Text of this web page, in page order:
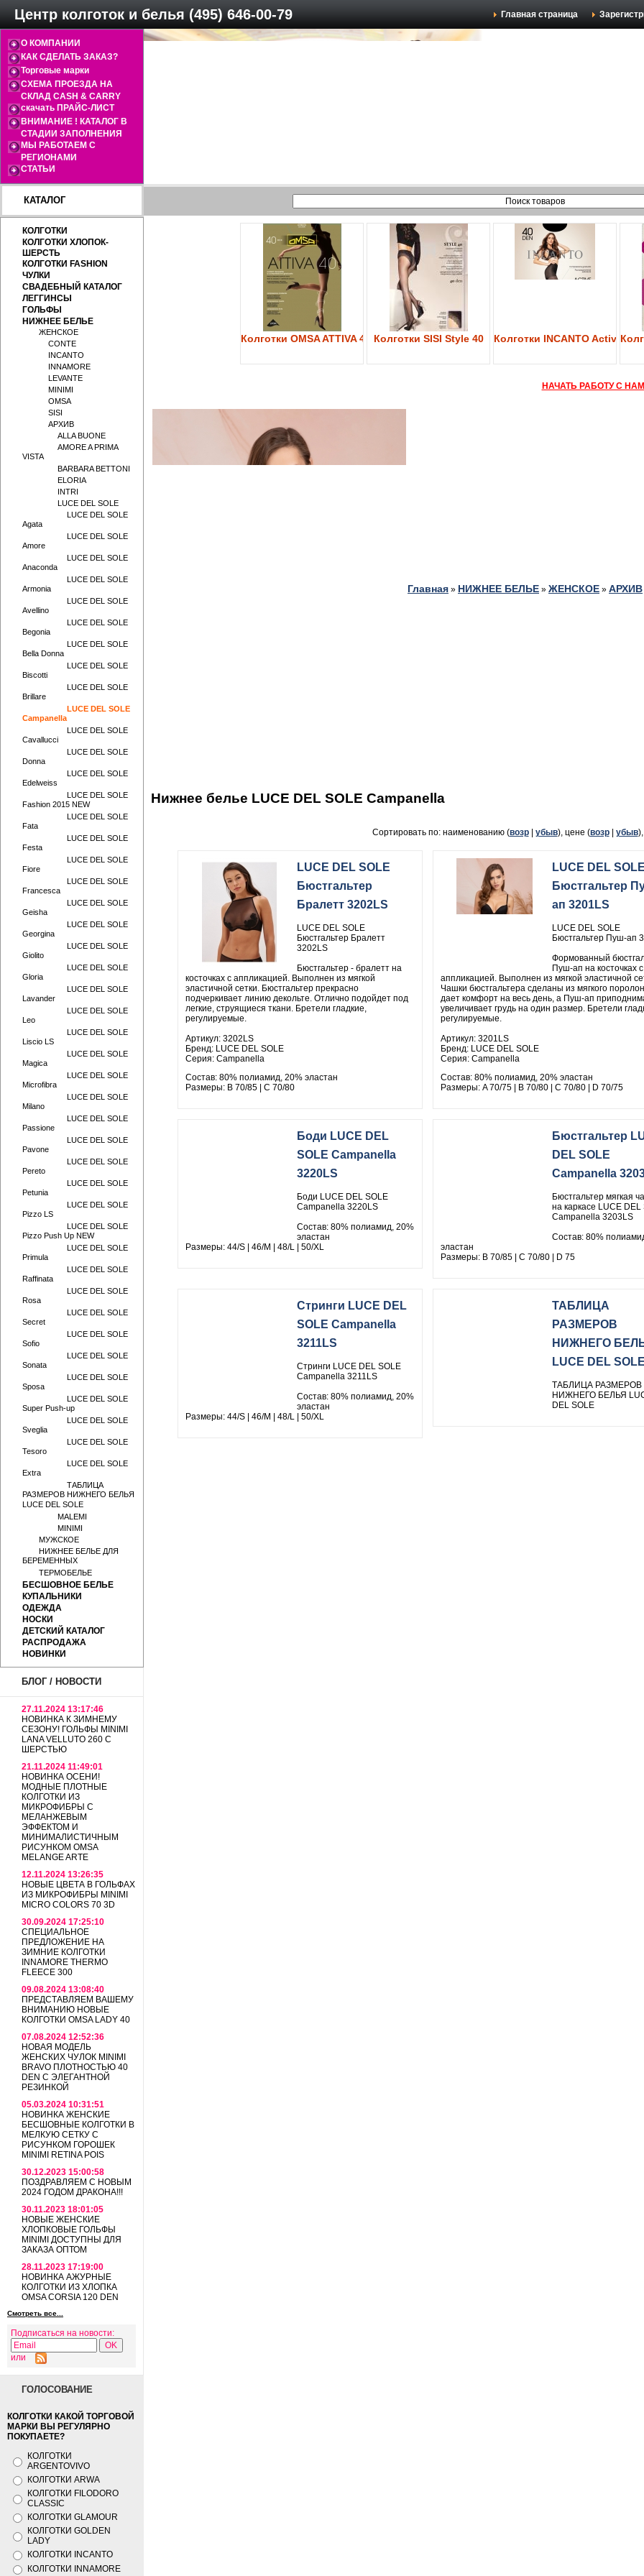
Центр колготок и белья (495) 646-00-79 Главная страница
О КОМПАНИИ
КАК СДЕЛАТЬ ЗАКАЗ?
Торговые марки
СХЕМА ПРОЕЗДА НА
СКЛАД CASH & CARRY
скачать ПРАЙС-ЛИСТ
ВНИМАНИЕ ! КАТАЛОГ В
СТАДИИ ЗАПОЛНЕНИЯ
МЫ РАБОТАЕМ С
РЕГИОНАМИ
СТАТЬИ
КАТАЛОГ
КОЛГОТКИ
КОЛГОТКИ ХЛОПОК-
ШЕРСТЬ
КОЛГОТКИ FASHION
ЧУЛКИ
СВАДЕБНЫЙ КАТАЛОГ
ЛЕГГИНСЫ
ГОЛЬФЫ
НИЖНЕЕ БЕЛЬЕ
ЖЕНСКОЕ
CONTE
INCANTO
INNAMORE
LEVANTE
MINIMI
OMSA
SISI
АРХИВ
ALLA BUONE
AMORE A PRIMA
VISTA
BARBARA BETTONI
ELORIA
INTRI
LUCE DEL SOLE
LUCE DEL SOLE
Agata
LUCE DEL SOLE
Amore
LUCE DEL SOLE
Anaconda
LUCE DEL SOLE
Armonia
LUCE DEL SOLE
Avellino
LUCE DEL SOLE
Begonia
LUCE DEL SOLE
Bella Donna
LUCE DEL SOLE
Biscotti
LUCE DEL SOLE
Brillare
LUCE DEL SOLE
Campanella
LUCE DEL SOLE
Cavallucci
LUCE DEL SOLE
Donna
LUCE DEL SOLE
Edelweiss
LUCE DEL SOLE
Fashion 2015 NEW
LUCE DEL SOLE
Fata
LUCE DEL SOLE
Festa
LUCE DEL SOLE
Fiore
LUCE DEL SOLE
Francesca
LUCE DEL SOLE
Geisha
LUCE DEL SOLE
Georgina
LUCE DEL SOLE
Giolito
LUCE DEL SOLE
Gloria
LUCE DEL SOLE
Lavander
LUCE DEL SOLE
Leo
LUCE DEL SOLE
Liscio LS
LUCE DEL SOLE
Magica
LUCE DEL SOLE
Microfibra
LUCE DEL SOLE
Milano
LUCE DEL SOLE
Passione
LUCE DEL SOLE
Pavone
LUCE DEL SOLE
Pereto
LUCE DEL SOLE
Petunia
LUCE DEL SOLE
Pizzo LS
LUCE DEL SOLE
Pizzo Push Up NEW
LUCE DEL SOLE
Primula
LUCE DEL SOLE
Raffinata
LUCE DEL SOLE
Rosa
LUCE DEL SOLE
Secret
LUCE DEL SOLE
Sofio
LUCE DEL SOLE
Sonata
LUCE DEL SOLE
Sposa
LUCE DEL SOLE
Super Push-up
LUCE DEL SOLE
Sveglia
LUCE DEL SOLE
Tesoro
LUCE DEL SOLE
Extra
ТАБЛИЦА
РАЗМЕРОВ НИЖНЕГО БЕЛЬЯ
LUCE DEL SOLE
MALEMI
MINIMI
МУЖСКОЕ
НИЖНЕЕ БЕЛЬЕ ДЛЯ
БЕРЕМЕННЫХ
ТЕРМОБЕЛЬЕ
БЕСШОВНОЕ БЕЛЬЕ
КУПАЛЬНИКИ
ОДЕЖДА
НОСКИ
ДЕТСКИЙ КАТАЛОГ
РАСПРОДАЖА
НОВИНКИ
БЛОГ / НОВОСТИ
27.11.2024 13:17:46
НОВИНКА К ЗИМНЕМУ
СЕЗОНУ! ГОЛЬФЫ MINIMI
LANA VELLUTO 260 С
ШЕРСТЬЮ
21.11.2024 11:49:01
НОВИНКА ОСЕНИ!
МОДНЫЕ ПЛОТНЫЕ
КОЛГОТКИ ИЗ
МИКРОФИБРЫ С
МЕЛАНЖЕВЫМ
ЭФФЕКТОМ И
МИНИМАЛИСТИЧНЫМ
РИСУНКОМ OMSA
MELANGE ARTE
12.11.2024 13:26:35
НОВЫЕ ЦВЕТА В ГОЛЬФАХ
ИЗ МИКРОФИБРЫ MINIMI
MICRO COLORS 70 3D
30.09.2024 17:25:10
СПЕЦИАЛЬНОЕ
ПРЕДЛОЖЕНИЕ НА
ЗИМНИЕ КОЛГОТКИ
INNAMORE THERMO
FLEECE 300
09.08.2024 13:08:40
ПРЕДСТАВЛЯЕМ ВАШЕМУ
ВНИМАНИЮ НОВЫЕ
КОЛГОТКИ OMSA LADY 40
07.08.2024 12:52:36
НОВАЯ МОДЕЛЬ
ЖЕНСКИХ ЧУЛОК MINIMI
BRAVO ПЛОТНОСТЬЮ 40
DEN С ЭЛЕГАНТНОЙ
РЕЗИНКОЙ
05.03.2024 10:31:51
НОВИНКА ЖЕНСКИЕ
БЕСШОВНЫЕ КОЛГОТКИ В
МЕЛКУЮ СЕТКУ С
РИСУНКОМ ГОРОШЕК
MINIMI RETINA POIS
30.12.2023 15:00:58
ПОЗДРАВЛЯЕМ С НОВЫМ
2024 ГОДОМ ДРАКОНА!!!
30.11.2023 18:01:05
НОВЫЕ ЖЕНСКИЕ
ХЛОПКОВЫЕ ГОЛЬФЫ
MINIMI ДОСТУПНЫ ДЛЯ
ЗАКАЗА ОПТОМ
28.11.2023 17:19:00
НОВИНКА АЖУРНЫЕ
КОЛГОТКИ ИЗ ХЛОПКА
OMSA CORSIA 120 DEN
Смотреть все...
Подписаться на новости:
или
ГОЛОСОВАНИЕ
КОЛГОТКИ КАКОЙ ТОРГОВОЙ
МАРКИ ВЫ РЕГУЛЯРНО
ПОКУПАЕТЕ?
КОЛГОТКИ
ARGENTOVIVO
КОЛГОТКИ ARWA
КОЛГОТКИ FILODORO
CLASSIC
КОЛГОТКИ GLAMOUR
КОЛГОТКИ GOLDEN
LADY
КОЛГОТКИ INCANTO
КОЛГОТКИ INNAMORE
Колготки OMSA ATTIVA 40 Колготки SISI Style 40 Колготки INCANTO Active
НАЧАТЬ РАБОТУ С
Главная » НИЖНЕЕ БЕЛЬЕ » ЖЕНСКОЕ » АРХИВ
Нижнее белье LUCE DEL SOLE Campanella
Сортировать по: наименованию (возр| убыв), цене (возр| убыв
LUCE DEL SOLE
Бюстгальтер
Бралетт 3202LS
LUCE DEL SOLE
Бюстгальтер Бралетт
3202LS
Бюстгальтер - бралетт на
косточках с аппликацией. Выполнен из мягкой
эластичной сетки. Бюстгальтер прекрасно
подчеркивает линию декольте. Отлично подойдет под
легкие, струящиеся ткани. Бретели гладкие,
регулируемые.
Артикул: 3202LS
Бренд: LUCE DEL SOLE
Серия: Campanella
Состав: 80% полиамид, 20% эластан
Размеры: B 70/85 | C 70/80
LUCE DEL SOLE
Бюстгальтер
ап 3201LS
LUCE DEL SOLE
Бюстгальтер Пуш-ап
Формованный
Пуш-ап на косточках с
аппликацией. Выполнен из мягкой эластичной
Чашки бюстгальтера сделаны из мягкого
дает комфорт на весь день, а Пуш-ап
увеличивает грудь на один размер. Бретели
регулируемые.
Артикул: 3201LS
Бренд: LUCE DEL SOLE
Серия: Campanella
Состав: 80% полиамид, 20% эластан
Размеры: A 70/75 | B 70/80 | C 70/80 | D 70/75
Боди LUCE DEL
SOLE Campanella
3220LS
Боди LUCE DEL SOLE
Campanella 3220LS
Состав: 80% полиамид, 20%
эластан
Размеры: 44/S | 46/M | 48/L | 50/XL
Бюстгальтер
DEL SOLE
Campanella
Бюстгальтер мягкая
на каркасе LUCE DEL
Campanella 3203LS
Состав: 80%
эластан
Размеры: B 70/85 | C 70/80 | D 75
Стринги LUCE DEL
SOLE Campanella
3211LS
Стринги LUCE DEL SOLE
Campanella 3211LS
Состав: 80% полиамид, 20%
эластан
Размеры: 44/S | 46/M | 48/L | 50/XL
ТАБЛИЦА
РАЗМЕРОВ
НИЖНЕГО
LUCE DEL SOLE
ТАБЛИЦА РАЗМЕРОВ
НИЖНЕГО БЕЛЬЯ
DEL SOLE